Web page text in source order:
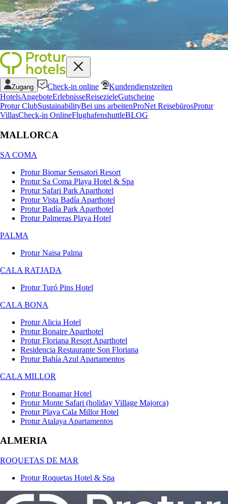
Zugang Check-in online
Kundendienstzeiten
HotelsAngeboteErlebnisseReisezieleGutscheine
Protur ClubSustainabilityBei uns arbeitenProNet ReisebürosProtur
VillasCheck-in OnlineFlughafenshuttleBLOG
MALLORCA
SA COMA
Protur Biomar Sensatori Resort
Protur Sa Coma Playa Hotel & Spa
Protur Safari Park Aparthotel
Protur Vista Badía Aparthotel
Protur Badía Park Aparthotel
Protur Palmeras Playa Hotel
PALMA
Protur Naisa Palma
CALA RATJADA
Protur Turó Pins Hotel
CALA BONA
Protur Alicia Hotel
Protur Bonaire Aparthotel
Protur Floriana Resort Aparthotel
Residencia Restaurante Son Floriana
Protur Bahía Azul Apartamentos
CALA MILLOR
Protur Bonamar Hotel
Protur Monte Safari (holiday Village Majorca)
Protur Playa Cala Millor Hotel
Protur Atalaya Apartamentos
ALMERIA
ROQUETAS DE MAR
Protur Roquetas Hotel & Spa